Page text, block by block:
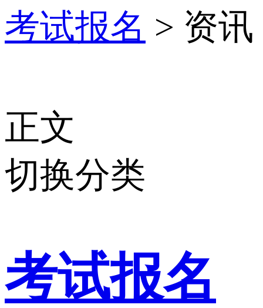
考试报名 > 资讯
正文
切换分类
考试报名